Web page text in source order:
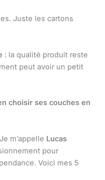
Juste les cartons
: la qualité produit reste
peut avoir un petit
choisir ses couches en
m’appelle Lucas
pour
Voici mes 5